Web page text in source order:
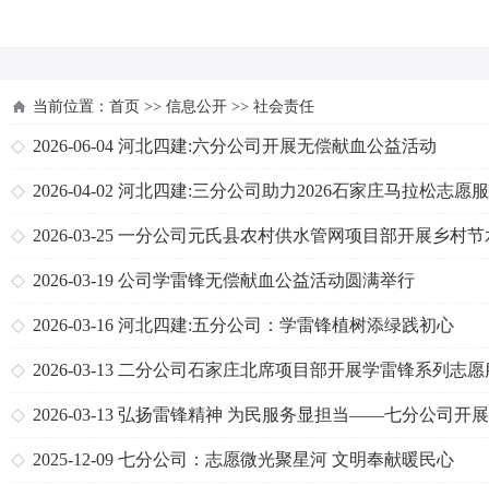
当前位置： 首页 >> 信息公开 >> 社会责任
2026-06-04 河北四建:六分公司开展无偿献血公益活动
2026-04-02 河北四建:三分公司助力2026石家庄马拉松志愿
获赞誉
2026-03-25 一分公司元氏县农村供水管网项目部开展乡村节
传志愿服务活动
2026-03-19 公司学雷锋无偿献血公益活动圆满举行
2026-03-16 河北四建:五分公司：学雷锋植树添绿践初心
2026-03-13 二分公司石家庄北席项目部开展学雷锋系列志愿
活动
2026-03-13 弘扬雷锋精神 为民服务显担当——七分公司开
雷锋”主题实践活动
2025-12-09 七分公司：志愿微光聚星河 文明奉献暖民心